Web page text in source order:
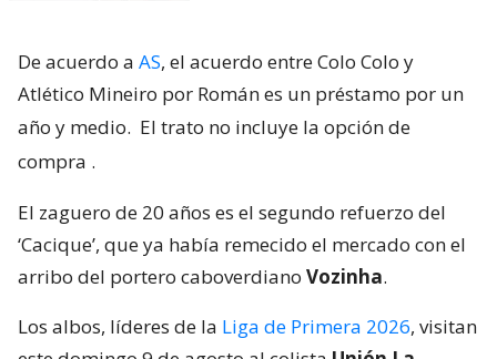
De acuerdo a AS, el acuerdo entre Colo Colo y
Atlético Mineiro por Román es un préstamo por un
año y medio. El trato no incluye la opción de
compra .
El zaguero de 20 años es el segundo refuerzo del
‘Cacique’, que ya había remecido el mercado con el
arribo del portero caboverdiano Vozinha.
Los albos, líderes de la Liga de Primera 2026, visitan